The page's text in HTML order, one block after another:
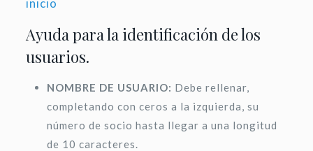
inicio
Ayuda para la identificación de los
usuarios.
NOMBRE DE USUARIO: Debe rellenar,
completando con ceros a la izquierda, su
número de socio hasta llegar a una longitud
de 10 caracteres.